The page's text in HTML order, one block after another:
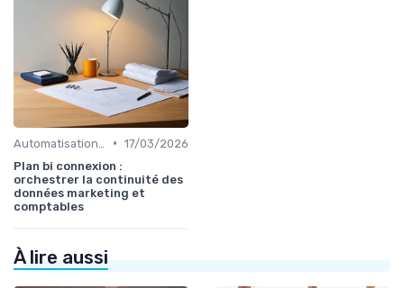
• 17/03/2026
Plan bi connexion :
orchestrer la continuité des
données marketing et
comptables
À lire aussi